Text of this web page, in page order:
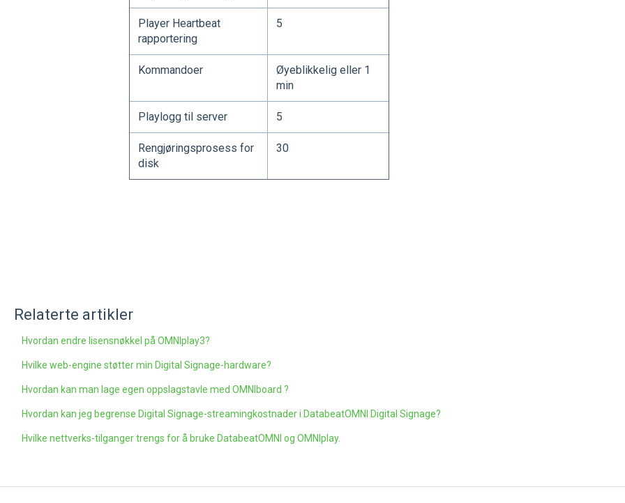
Player Heartbeat
rapportering
5
Kommandoer
Øyeblikkelig eller 1
min
Playlogg til server 5
Rengjøringsprosess for
disk
30
Relaterte artikler
Hvordan endre lisensnøkkel på OMNIplay3?
Hvilke web-engine støtter min Digital Signage-hardware?
Hvordan kan man lage egen oppslagstavle med OMNIboard ?
Hvordan kan jeg begrense Digital Signage-streamingkostnader i DatabeatOMNI Digital Signage?
Hvilke nettverks-tilganger trengs for å bruke DatabeatOMNI og OMNIplay.